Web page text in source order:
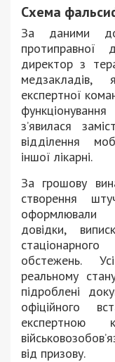
Схема
За даними
протиправної
директор з
експертної
з’явилася
відділення
іншої лікарні.
За грошову
створення
оформлювали
довідки,
обстежень.
реальному
підроблені
офіційного
експертною
від призову.